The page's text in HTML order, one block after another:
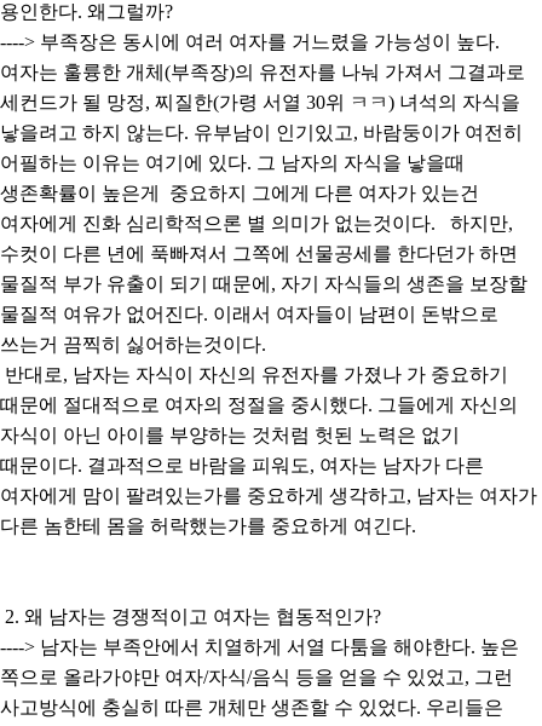
용인한다. 왜그럴까?
----> 부족장은 동시에 여러 여자를 거느렸을 가능성이 높다.
여자는 훌륭한 개체(부족장)의 유전자를 나눠 가져서 그결과로
세컨드가 될 망정, 찌질한(가령 서열 30위 ㅋㅋ) 녀석의 자식을
낳을려고 하지 않는다. 유부남이 인기있고, 바람둥이가 여전히
어필하는 이유는 여기에 있다. 그 남자의 자식을 낳을때
생존확률이 높은게 중요하지 그에게 다른 여자가 있는건
여자에게 진화 심리학적으론 별 의미가 없는것이다. 하지만,
수컷이 다른 년에 푹빠져서 그쪽에 선물공세를 한다던가 하면
물질적 부가 유출이 되기 때문에, 자기 자식들의 생존을 보장할
물질적 여유가 없어진다. 이래서 여자들이 남편이 돈밖으로
쓰는거 끔찍히 싫어하는것이다.
반대로, 남자는 자식이 자신의 유전자를 가졌나 가 중요하기
때문에 절대적으로 여자의 정절을 중시했다. 그들에게 자신의
자식이 아닌 아이를 부양하는 것처럼 헛된 노력은 없기
때문이다. 결과적으로 바람을 피워도, 여자는 남자가 다른
여자에게 맘이 팔려있는가를 중요하게 생각하고, 남자는 여자가
다른 놈한테 몸을 허락했는가를 중요하게 여긴다.
2. 왜 남자는 경쟁적이고 여자는 협동적인가?
----> 남자는 부족안에서 치열하게 서열 다툼을 해야한다. 높은
쪽으로 올라가야만 여자/자식/음식 등을 얻을 수 있었고, 그런
사고방식에 충실히 따른 개체만 생존할 수 있었다. 우리들은